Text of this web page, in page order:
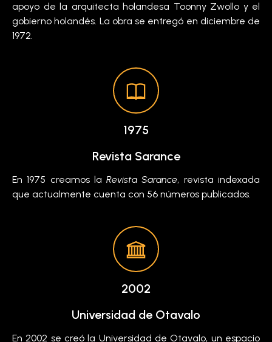
apoyo de la arquitecta holandesa Toonny Zwollo y el
gobierno holandés. La obra se entregó en diciembre de
1972.
1975
Revista Sarance
En 1975 creamos laRevista Sarance, revista indexada
que actualmente cuenta con 56 números publicados.
2002
Universidad de Otavalo
En 2002 se creó la Universidad de Otavalo, un espacio